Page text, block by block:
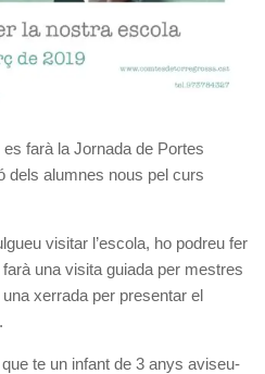
farà la Jornada de Portes
dels alumnes nous pel curs
visitar l’escola, ho podreu fer
una visita guiada per mestres
xerrada per presentar el
te un infant de 3 anys aviseu-